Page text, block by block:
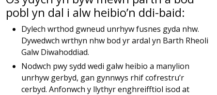
pobl yn dal i alw heibio’n ddi-baid:
Dylech wrthod gwneud unrhyw fusnes gyda nhw.
Dywedwch wrthyn nhw bod yr ardal yn Barth Rheoli
Galw Diwahoddiad.
Nodwch pwy sydd wedi galw heibio a manylion
unrhyw gerbyd, gan gynnwys rhif cofrestru’r
cerbyd. Anfonwch y llythyr enghreifftiol isod at